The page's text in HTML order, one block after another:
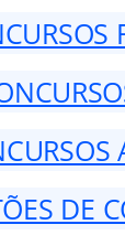
DE